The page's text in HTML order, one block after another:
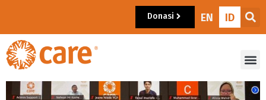
Donasi EN ID